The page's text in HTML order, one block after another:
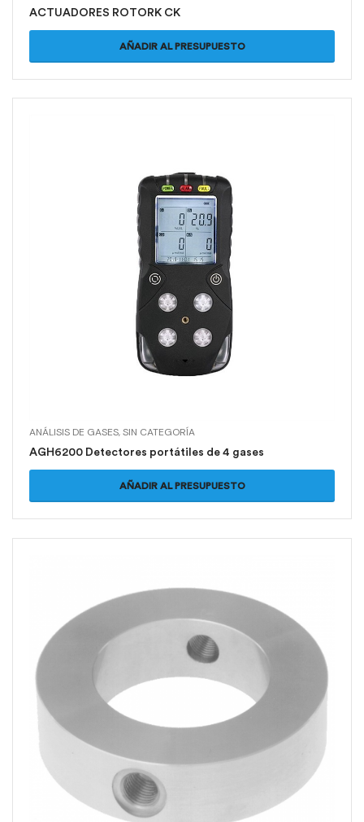
ACTUADORES ROTORK CK
AÑADIR AL PRESUPUESTO
ANÁLISIS DE GASES,SIN CATEGORÍA
AGH6200 Detectores portátiles de 4 gases
AÑADIR AL PRESUPUESTO